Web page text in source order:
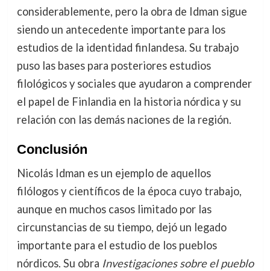
considerablemente, pero la obra de Idman sigue
siendo un antecedente importante para los
estudios de la identidad finlandesa. Su trabajo
puso las bases para posteriores estudios
filológicos y sociales que ayudaron a comprender
el papel de Finlandia en la historia nórdica y su
relación con las demás naciones de la región.
Conclusión
Nicolás Idman es un ejemplo de aquellos
filólogos y científicos de la época cuyo trabajo,
aunque en muchos casos limitado por las
circunstancias de su tiempo, dejó un legado
importante para el estudio de los pueblos
nórdicos. Su obra Investigaciones sobre el pueblo